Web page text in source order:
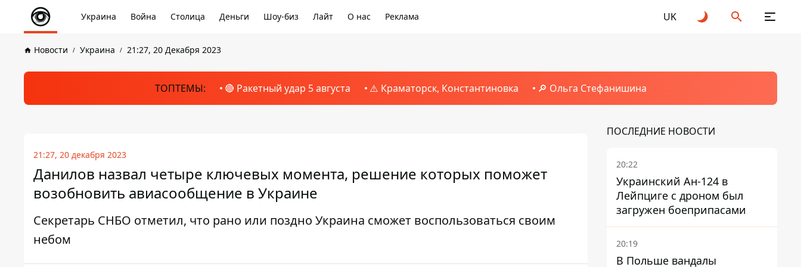
Украина Война Столица Деньги Шоу-биз Лайт О нас Реклама UK
Новости Украина 21:27, 20 Декабря 2023
ТОПТЕМЫ: 🔴 Ракетный удар 5 августа ⚠️ Краматорск, Константиновка 🔎 Ольга Стефанишина
21:27, 20 декабря 2023
Данилов назвал четыре ключевых момента, решение которых поможет
возобновить авиасообщение в Украине
Секретарь СНБО отметил, что рано или поздно Украина сможет воспользоваться своим
небом
ПОСЛЕДНИЕ НОВОСТИ
20:22
Украинский Ан-124 в
Лейпциге с дроном был
загружен боеприпасами
20:19
В Польше вандалы